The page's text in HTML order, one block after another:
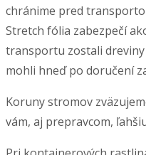
chránime pred
Stretch fólia zabezpečí
transportu zostali
mohli hneď po doručení
Koruny stromov
vám, aj prepravcom,